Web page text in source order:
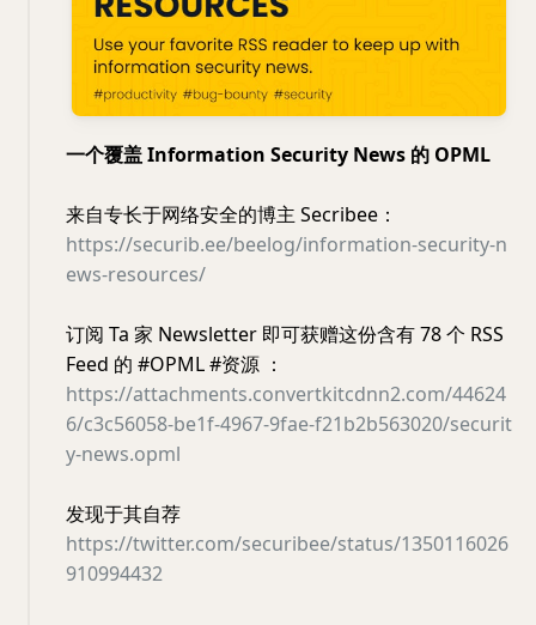
一个覆盖 Information Security News 的 OPML
来自专长于网络安全的博主 Secribee：
https://securib.ee/beelog/information-security-n
ews-resources/
订阅 Ta 家 Newsletter 即可获赠这份含有 78 个 RSS
Feed 的 #OPML #资源 ：
https://attachments.convertkitcdnn2.com/44624
6/c3c56058-be1f-4967-9fae-f21b2b563020/securit
y-news.opml
发现于其自荐
https://twitter.com/securibee/status/1350116026
910994432